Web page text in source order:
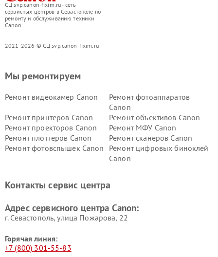
СЦ svp.canon-fixim.ru - сеть
сервисных центров в Севастополе по
ремонту и обслуживанию техники
Canon
2021-2026 © СЦ svp.canon-fixim.ru
Мы ремонтируем
Ремонт видеокамер Canon
Ремонт фотоаппаратов
Canon
Ремонт принтеров Canon
Ремонт объективов Canon
Ремонт проекторов Canon
Ремонт МФУ Canon
Ремонт плоттеров Canon
Ремонт сканеров Canon
Ремонт фотовспышек Canon
Ремонт цифровых биноклей
Canon
Контакты сервис центра
Адрес сервисного центра Canon:
г. Севастополь, улица Пожарова, 22
Горячая линия:
+7 (800) 301-55-83